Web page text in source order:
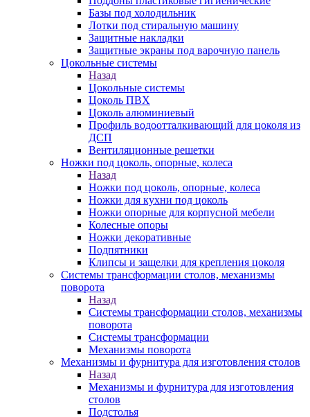
Базы под холодильник
Лотки под стиральную машину
Защитные накладки
Защитные экраны под варочную панель
Цокольные системы
Назад
Цокольные системы
Цоколь ПВХ
Цоколь алюминиевый
Профиль водоотталкивающий для цоколя из
ДСП
Вентиляционные решетки
Ножки под цоколь, опорные, колеса
Назад
Ножки под цоколь, опорные, колеса
Ножки для кухни под цоколь
Ножки опорные для корпусной мебели
Колесные опоры
Ножки декоративные
Подпятники
Клипсы и защелки для крепления цоколя
Системы трансформации столов, механизмы
поворота
Назад
Системы трансформации столов, механизмы
поворота
Системы трансформации
Механизмы поворота
Механизмы и фурнитура для изготовления столов
Назад
Механизмы и фурнитура для изготовления
столов
Подстолья